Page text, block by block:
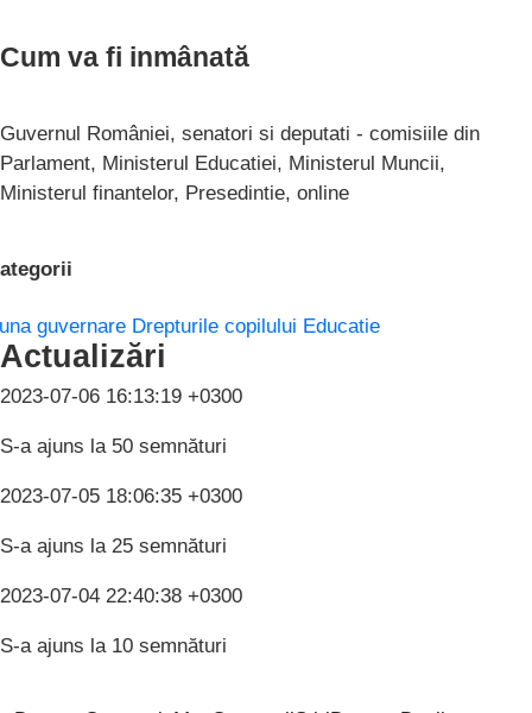
Cum va fi inmânată
Guvernul României, senatori si deputati - comisiile din
Parlament, Ministerul Educatiei, Ministerul Muncii,
Ministerul finantelor, Presedintie, online
guvernare Drepturile copilului Educatie
Actualizări
2023-07-06 16:13:19 +0300
S-a ajuns la 50 semnături
2023-07-05 18:06:35 +0300
S-a ajuns la 25 semnături
2023-07-04 22:40:38 +0300
S-a ajuns la 10 semnături